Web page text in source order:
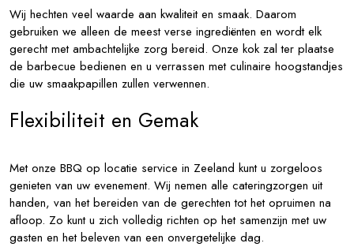
Wij hechten veel waarde aan kwaliteit en smaak. Daarom
gebruiken we alleen de meest verse ingrediënten en wordt elk
gerecht met ambachtelijke zorg bereid. Onze kok zal ter plaatse
de barbecue bedienen en u verrassen met culinaire hoogstandjes
die uw smaakpapillen zullen verwennen.
Flexibiliteit en Gemak
Met onze BBQ op locatie service in Zeeland kunt u zorgeloos
genieten van uw evenement. Wij nemen alle cateringzorgen uit
handen, van het bereiden van de gerechten tot het opruimen na
afloop. Zo kunt u zich volledig richten op het samenzijn met uw
gasten en het beleven van een onvergetelijke dag.